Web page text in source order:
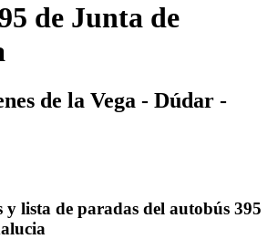
de Junta de
de la Vega - Dúdar -
y lista de paradas del autobús 395